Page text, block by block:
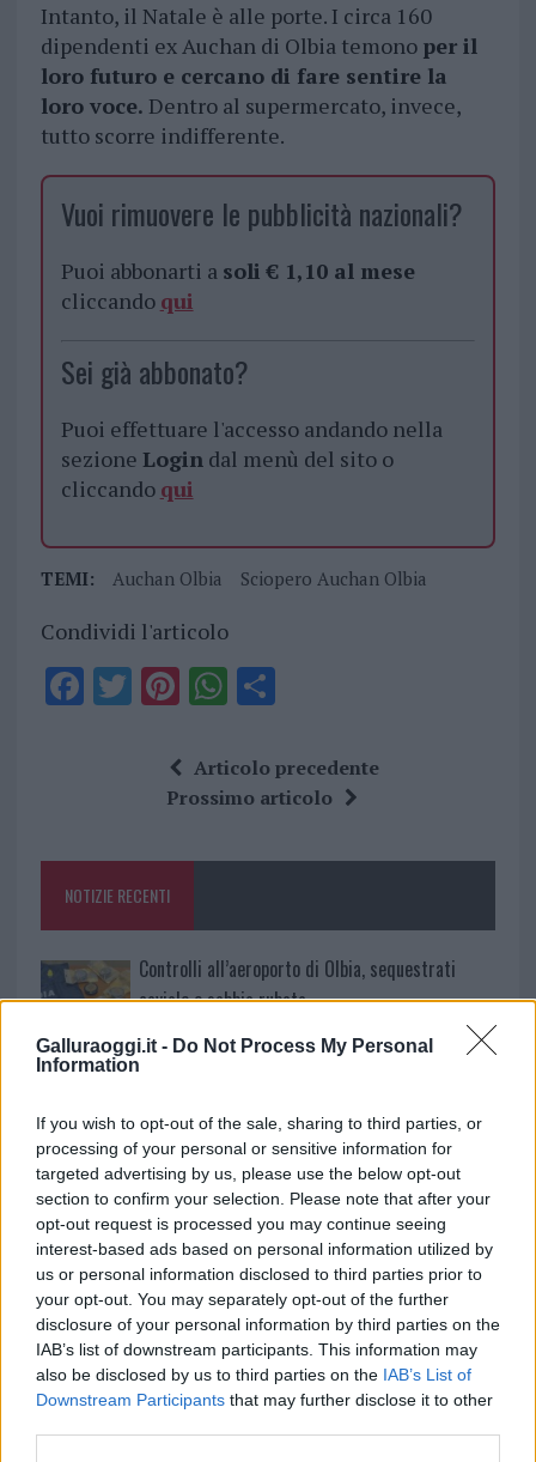
Galluraoggi.it - Do Not Process My Personal
Information
If you wish to opt-out of the sale, sharing to third parties, or
processing of your personal or sensitive information for
targeted advertising by us, please use the below opt-out
section to confirm your selection. Please note that after your
opt-out request is processed you may continue seeing
interest-based ads based on personal information utilized by
us or personal information disclosed to third parties prior to
your opt-out. You may separately opt-out of the further
disclosure of your personal information by third parties on the
IAB’s list of downstream participants. This information may
also be disclosed by us to third parties on the IAB’s List of
Downstream Participants that may further disclose it to other
Intanto, il Natale è alle porte. I circa 160
dipendenti ex Auchan di Olbia temono per il
loro futuro e cercano di fare sentire la
loro voce. Dentro al supermercato, invece,
tutto scorre indifferente.
Vuoi rimuovere le pubblicità nazionali?
Puoi abbonarti a soli € 1,10 al mese
cliccando qui
Sei già abbonato?
Puoi effettuare l'accesso andando nella
sezione Logindal menù del sito o
cliccando qui
TEMI: Auchan Olbia Sciopero Auchan Olbia
Condividi l'articolo
F
o
k
T Pi
te
re
W
at
s
p
S
a
re
Articolo precedente
Prossimo articolo
NOTIZIE RECENTI
Controlli all’aeroporto di Olbia, sequestrati
caviale e sabbia rubata
Migliori cliniche di estetica medicale avanzata
pe…
Incendi, a San Pasquale arriva il Campo Base:
l’inaugurazione
Andrea Mura conquista Palau: grande
partecipazione per il suo racconto
Calangianus, allarme sul centro accoglienza
minori, Albieri: “Episodi gravissimi”